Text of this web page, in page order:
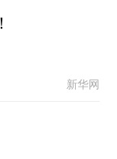
新华网